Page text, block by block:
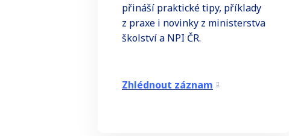
přináší praktické tipy, příklady
z praxe i novinky z ministerstva
školství a NPI ČR.
Zhlédnout záznam